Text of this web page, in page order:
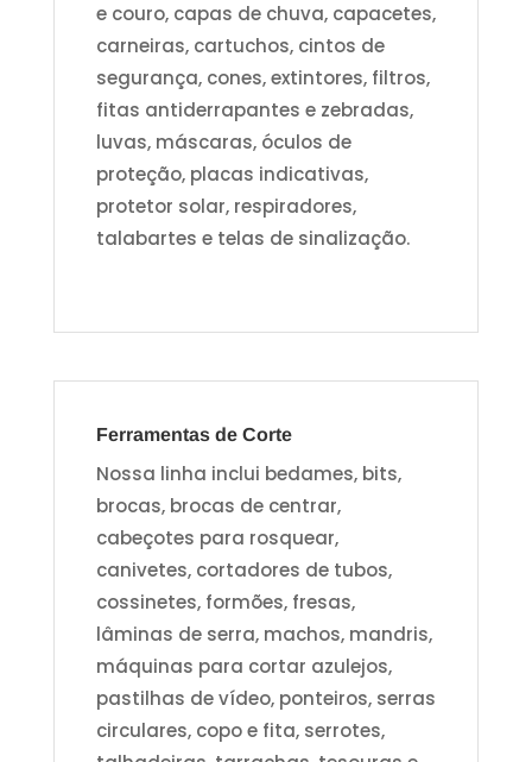
e couro, capas de chuva, capacetes,
carneiras, cartuchos, cintos de
segurança, cones, extintores, filtros,
fitas antiderrapantes e zebradas,
luvas, máscaras, óculos de
proteção, placas indicativas,
protetor solar, respiradores,
talabartes e telas de sinalização.
Ferramentas de Corte
Nossa linha inclui bedames, bits,
brocas, brocas de centrar,
cabeçotes para rosquear,
canivetes, cortadores de tubos,
cossinetes, formões, fresas,
lâminas de serra, machos, mandris,
máquinas para cortar azulejos,
pastilhas de vídeo, ponteiros, serras
circulares, copo e fita, serrotes,